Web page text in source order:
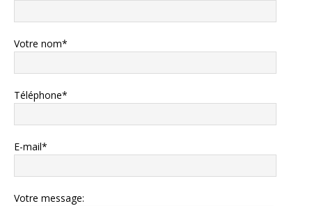
Votre nom*
Téléphone*
E-mail*
Votre message: